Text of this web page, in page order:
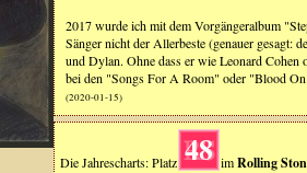
2017 wurde ich mit dem Vorgängeralbum
Sänger nicht der Allerbeste (genauer gesagt:
und Dylan. Ohne dass er wie Leonard
bei den "Songs For A Room" oder "Blood
(2020-01-15)
Die Jahrescharts: Platz 48 imRolling